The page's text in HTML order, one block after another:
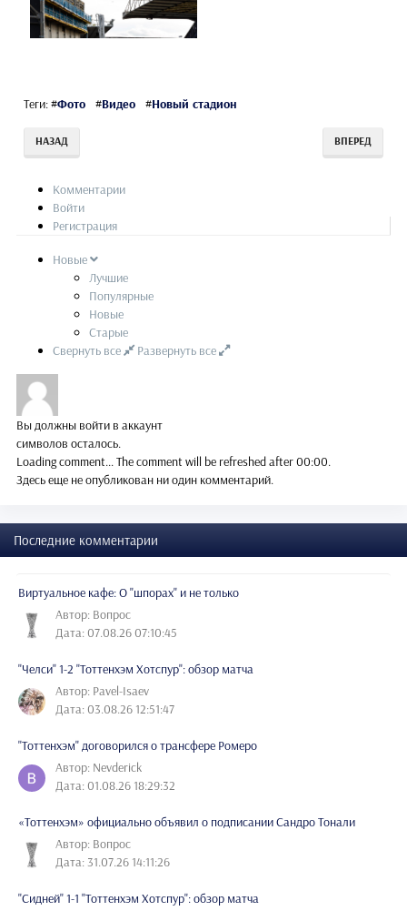
Теги:#Фото #Видео #Новый стадион
НАЗАД ВПЕРЕД
Комментарии
Войти
Регистрация
Новые
Лучшие
Популярные
Новые
Старые
Свернуть все
Развернуть все
Вы должны войти в аккаунт
символов осталось.
Loading comment...The comment will be refreshed after00:00.
Здесь еще не опубликован ни один комментарий.
Последние комментарии
Виртуальное кафе: О "шпорах" и не только
Автор: Вопрос
Дата: 07.08.26 07:10:45
"Челси" 1-2 "Тоттенхэм Хотспур": обзор матча
Автор: Pavel-Isaev
Дата: 03.08.26 12:51:47
"Тоттенхэм" договорился о трансфере Ромеро
Автор: Nevderick
Дата: 01.08.26 18:29:32
«Тоттенхэм» официально объявил о подписании Сандро Тонали
Автор: Вопрос
Дата: 31.07.26 14:11:26
"Сидней" 1-1 "Тоттенхэм Хотспур": обзор матча